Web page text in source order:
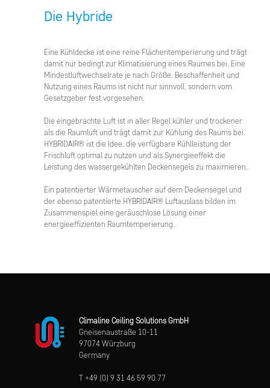
Die Hybride
Eine Kühldecke ist eine reine Flächentemperierung und trägt
damit nur bedingt zur Klimatisierung eines Raumes bei. Eine
Mindestluftwechselrate je nach Größe, Beschaffenheit und
Nutzung eines Raums ist nicht nur sinnvoll, sondern vom
Gesetzgeber fest vorgesehen.
Die eingebrachte Luft ist in aller Regel kühler und trockener
als die Raumluft und trägt damit zur Kühlung des Raums bei.
HYBRIDAIR® ist die Idee, die verfügbare Kühlleistung der
Frischluft optimal zu nutzen und als Synergieeffekt die
Leistung des wassergekühlten Deckensegels zu maximieren.
Ein patentierter Wärmetauscher auf dem Deckensegel und
der ebenso patentierte HYBRIDAIR® Luftauslass bilden im
Zusammenspiel eine geräuschlose Lösung einer
energieeffizienten Raumtemperierung.
Climaline Ceiling Solutions GmbH
Gneisenaustraße 10-11
97074 Würzburg
Germany
T +49 (0) 9 31 46 59 90 77